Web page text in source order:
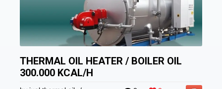
THERMAL OIL HEATER / BOILER OIL
300.000 KCAL/H